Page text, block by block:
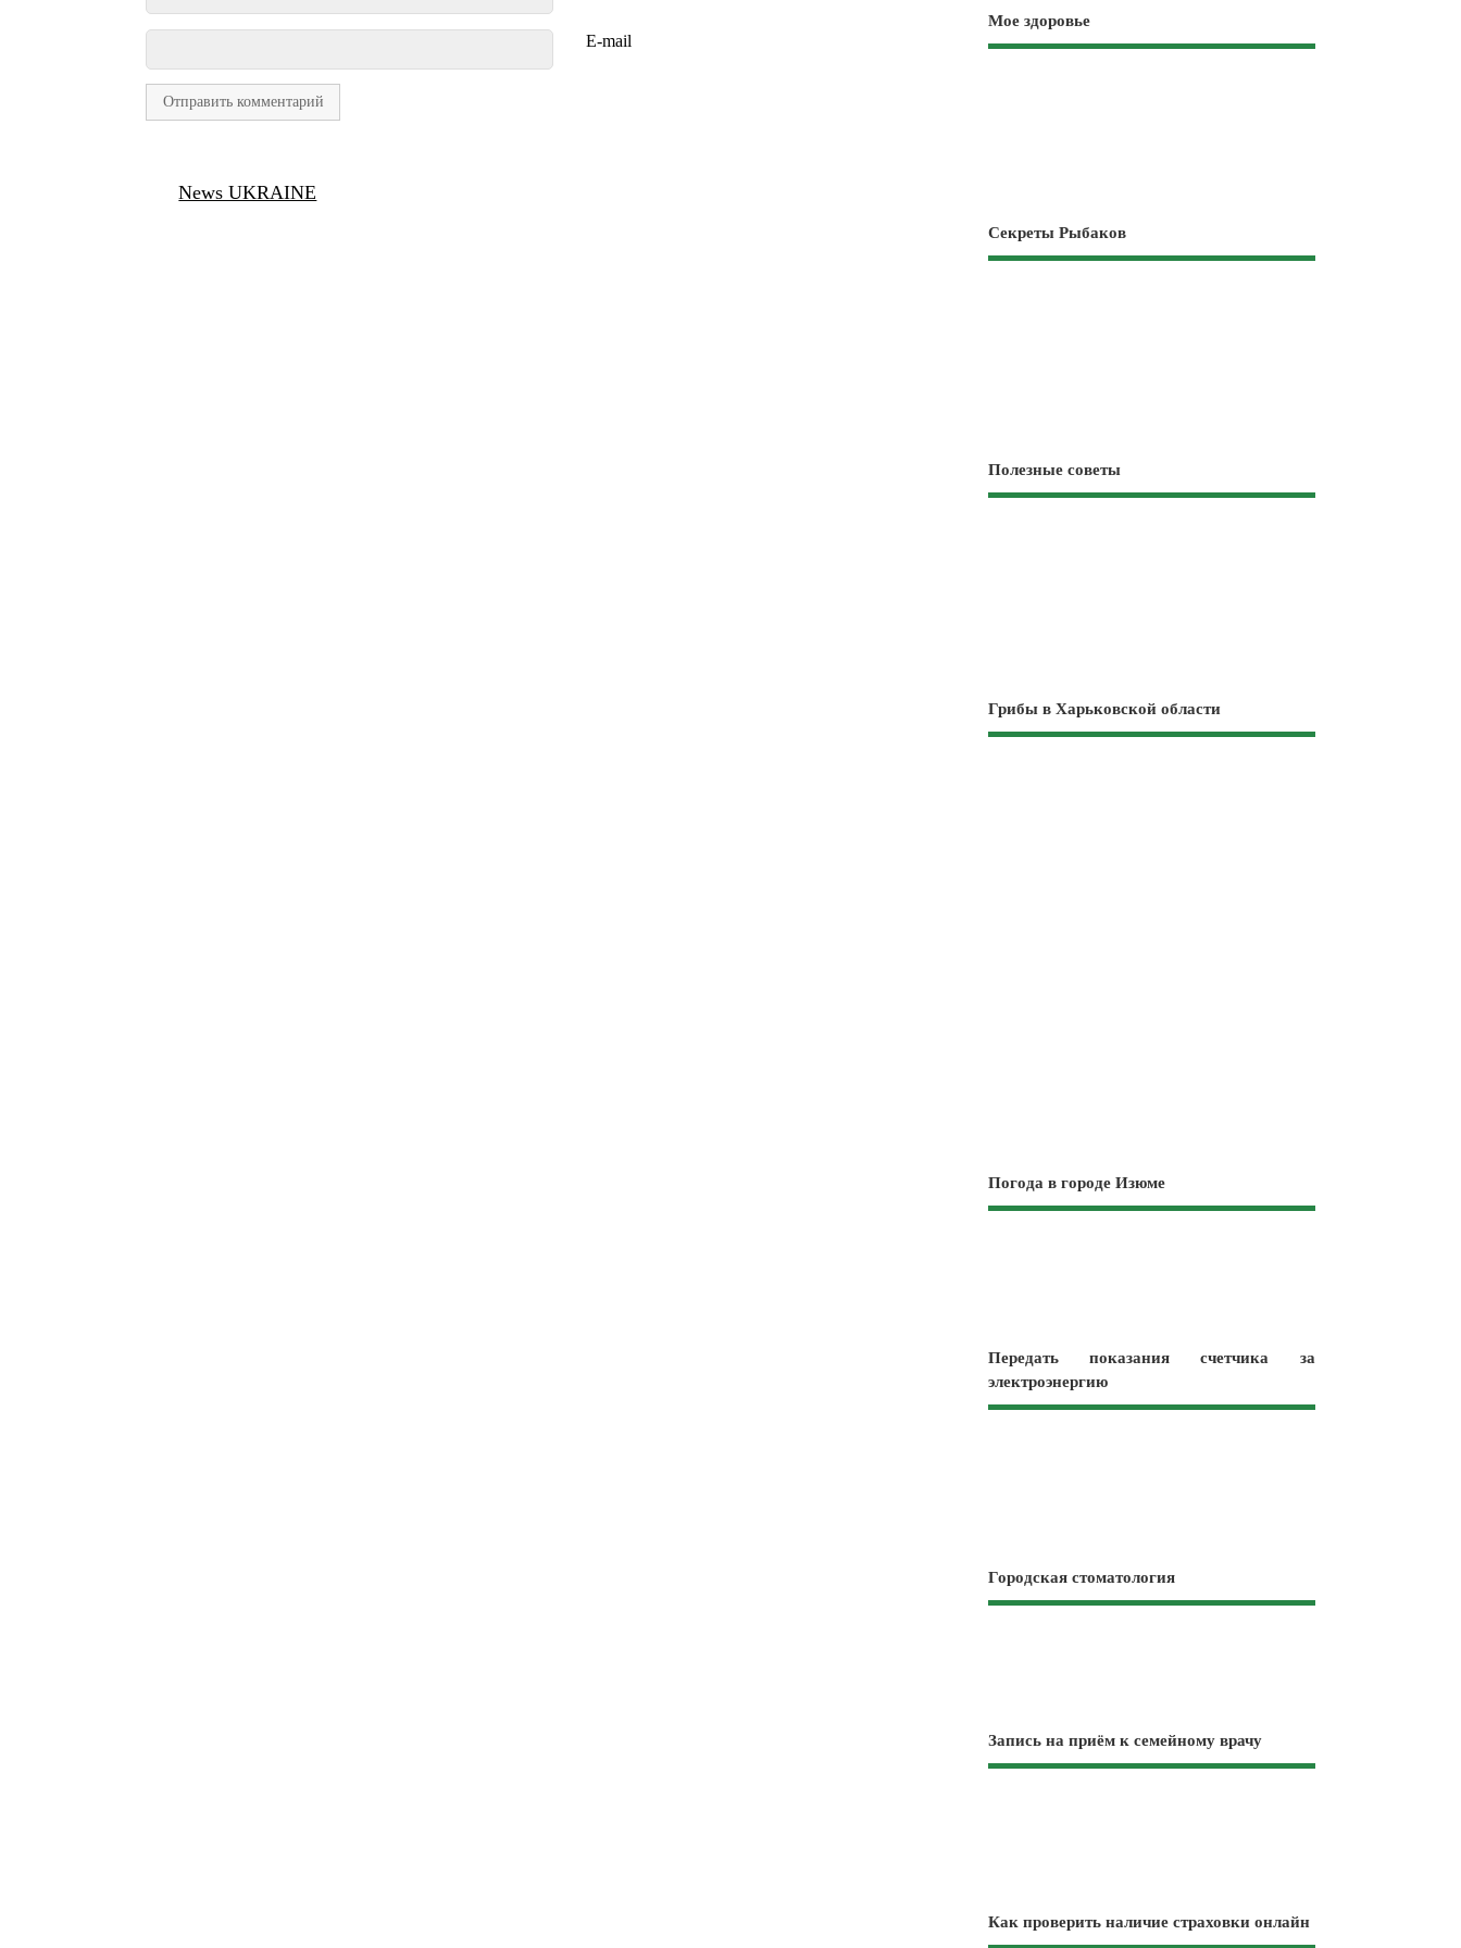
E-mail
News UKRAINE
Мое здоровье
Секреты Рыбаков
Полезные советы
Грибы в Харьковской области
Погода в городе Изюме
Передать показания счетчика за
электроэнергию
Городская стоматология
Запись на приём к семейному врачу
Как проверить наличие страховки онлайн